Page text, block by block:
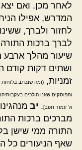
לאחר מכן. ואם
המדרש, אפילו
לחזור ולברך,
לברך ברכות
שיעור מהלך ארבע
ושתים דקות קודם
זמניות, (ומה שנכתב בלוחות
והפוסקים שאנו הולכים
א' עמוד תפב]. יב
מברכים ברכות
התורה ממי שישן
שאף הניעורים כל